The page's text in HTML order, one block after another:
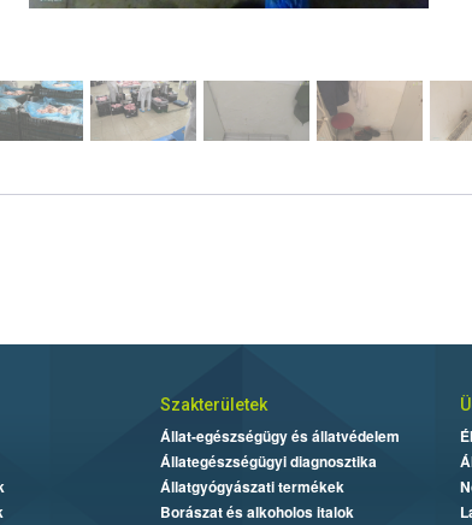
Szakterületek
Állat-egészségügy és állatvédelem
Állategészségügyi diagnosztika
Állatgyógyászati termékek
Borászat és alkoholos italok